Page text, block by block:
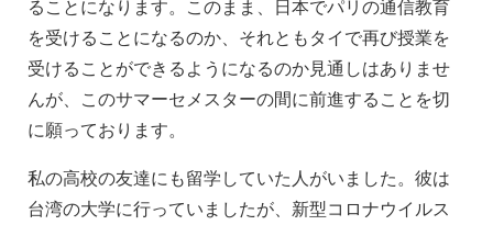
ることになります。このまま、日本でパリの通信教育
を受けることになるのか、それともタイで再び授業を
受けることができるようになるのか見通しはありませ
んが、このサマーセメスターの間に前進することを切
に願っております。
私の高校の友達にも留学していた人がいました。彼は
台湾の大学に行っていましたが、新型コロナウイルス